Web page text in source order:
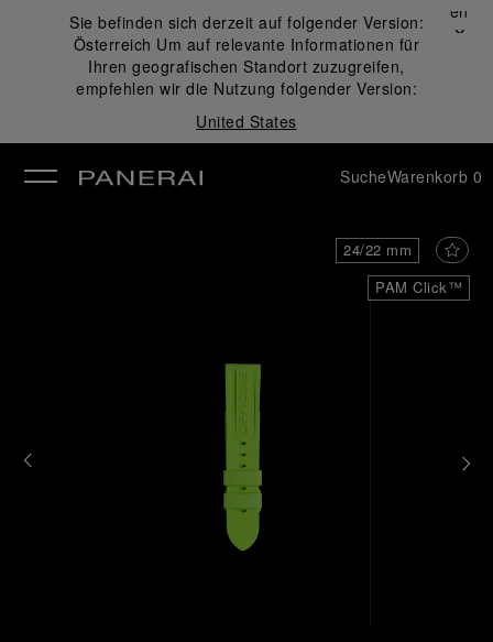
Sie befinden sich derzeit auf folgender Version:
Österreich Um auf relevante Informationen für
Ihren geografischen Standort zuzugreifen,
empfehlen wir die Nutzung folgender Version:
United States
Schließen
✕
SucheWarenkorb 0
PAM Click™
24/22 mm